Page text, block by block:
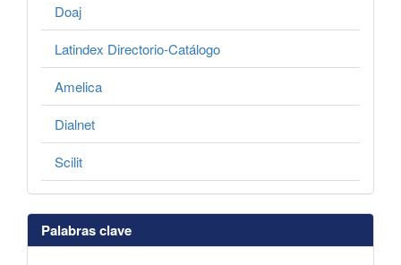
Doaj
Latindex Directorio-Catálogo
Amelica
Dialnet
Scilit
Palabras clave